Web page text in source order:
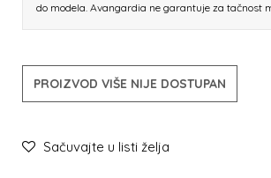
do modela. Avangardia ne garantuje za tačnost
PROIZVOD VIŠE NIJE DOSTUPAN
Sačuvajte u listi želja